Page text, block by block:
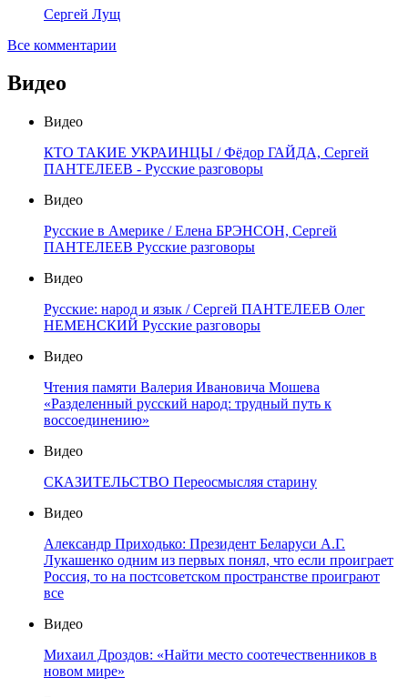
Сергей Лущ
Все комментарии
Видео
Видео
КТО ТАКИЕ УКРАИНЦЫ / Фёдор ГАЙДА, Сергей
ПАНТЕЛЕЕВ - Русские разговоры
Видео
Русские в Америке / Елена БРЭНСОН, Сергей
ПАНТЕЛЕЕВ Русские разговоры
Видео
Русские: народ и язык / Сергей ПАНТЕЛЕЕВ Олег
НЕМЕНСКИЙ Русские разговоры
Видео
Чтения памяти Валерия Ивановича Мошева
«Разделенный русский народ: трудный путь к
воссоединению»
Видео
СКАЗИТЕЛЬСТВО Переосмысляя старину
Видео
Александр Приходько: Президент Беларуси А.Г.
Лукашенко одним из первых понял, что если проиграет
Россия, то на постсоветском пространстве проиграют
все
Видео
Михаил Дроздов: «Найти место соотечественников в
новом мире»